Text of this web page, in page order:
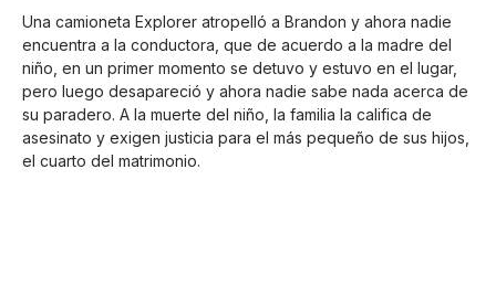
Una camioneta Explorer atropelló a Brandon y ahora nadie
encuentra a la conductora, que de acuerdo a la madre del
niño, en un primer momento se detuvo y estuvo en el lugar,
pero luego desapareció y ahora nadie sabe nada acerca de
su paradero. A la muerte del niño, la familia la califica de
asesinato y exigen justicia para el más pequeño de sus hijos,
el cuarto del matrimonio.